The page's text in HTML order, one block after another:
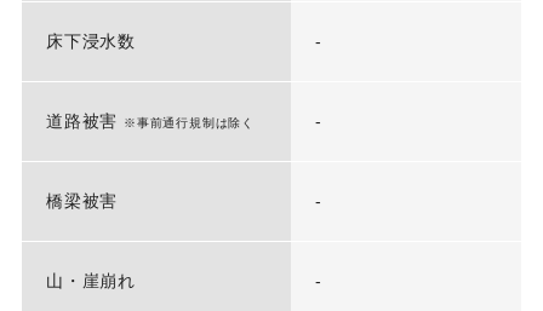
床下浸水数 -
道路被害 ※事前通行規制は除く -
橋梁被害 -
山・崖崩れ -